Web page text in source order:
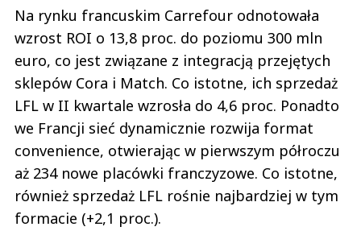
Na rynku francuskim Carrefour odnotowała
wzrost ROI o 13,8 proc. do poziomu 300 mln
euro, co jest związane z integracją przejętych
sklepów Cora i Match. Co istotne, ich sprzedaż
LFL w II kwartale wzrosła do 4,6 proc. Ponadto
we Francji sieć dynamicznie rozwija format
convenience, otwierając w pierwszym półroczu
aż 234 nowe placówki franczyzowe. Co istotne,
również sprzedaż LFL rośnie najbardziej w tym
formacie (+2,1 proc.).